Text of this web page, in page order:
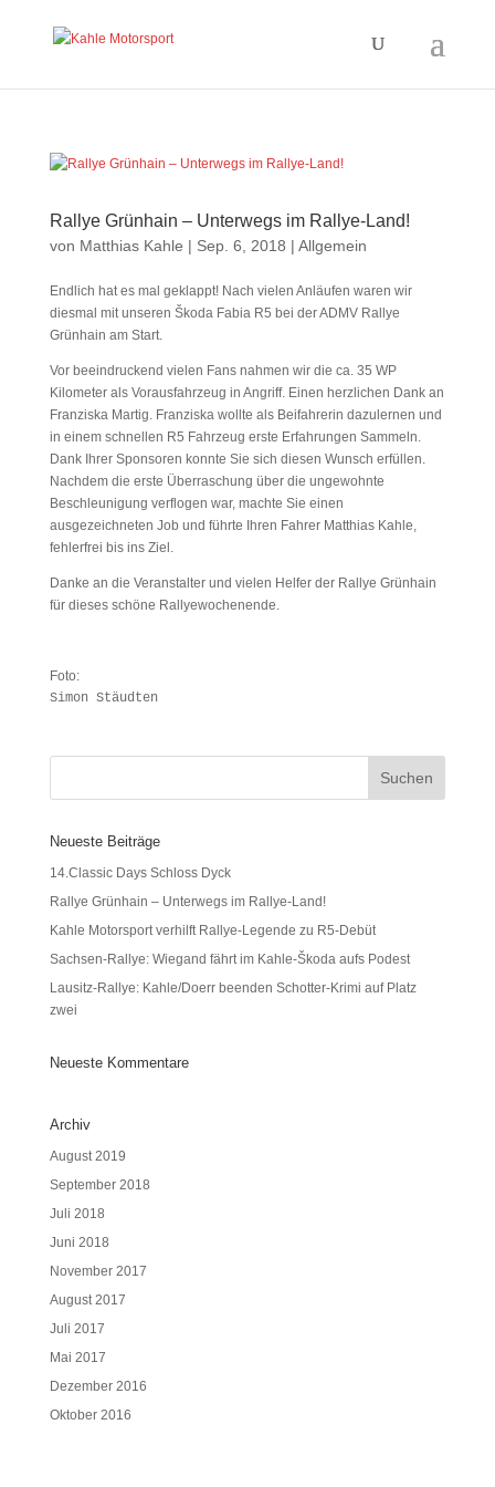
Rallye Grünhain – Unterwegs im Rallye-Land!
von Matthias Kahle | Sep. 6, 2018 | Allgemein
Endlich hat es mal geklappt! Nach vielen Anläufen waren wir
diesmal mit unseren Škoda Fabia R5 bei der ADMV Rallye
Grünhain am Start.
Vor beeindruckend vielen Fans nahmen wir die ca. 35 WP
Kilometer als Vorausfahrzeug in Angriff. Einen herzlichen Dank an
Franziska Martig. Franziska wollte als Beifahrerin dazulernen und
in einem schnellen R5 Fahrzeug erste Erfahrungen Sammeln.
Dank Ihrer Sponsoren konnte Sie sich diesen Wunsch erfüllen.
Nachdem die erste Überraschung über die ungewohnte
Beschleunigung verflogen war, machte Sie einen
ausgezeichneten Job und führte Ihren Fahrer Matthias Kahle,
fehlerfrei bis ins Ziel.
Danke an die Veranstalter und vielen Helfer der Rallye Grünhain
für dieses schöne Rallyewochenende.
Foto:
Simon Stäudten
Neueste Beiträge
14.Classic Days Schloss Dyck
Rallye Grünhain – Unterwegs im Rallye-Land!
Kahle Motorsport verhilft Rallye-Legende zu R5-Debüt
Sachsen-Rallye: Wiegand fährt im Kahle-Škoda aufs Podest
Lausitz-Rallye: Kahle/Doerr beenden Schotter-Krimi auf Platz
zwei
Neueste Kommentare
Archiv
August 2019
September 2018
Juli 2018
Juni 2018
November 2017
August 2017
Juli 2017
Mai 2017
Dezember 2016
Oktober 2016